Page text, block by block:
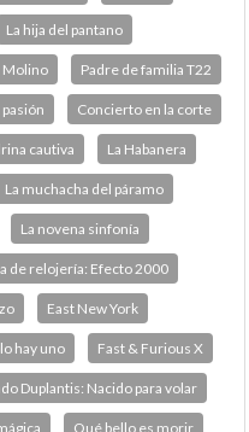
La hija del pantano
Molino Padre de familia T22
Concierto en la corte
cautiva La Habanera
La muchacha del páramo
La novena sinfonía
de relojería: Efecto 2000
East New York
hay uno Fast & Furious X
Duplantis: Nacido para volar
Qué bello es morir